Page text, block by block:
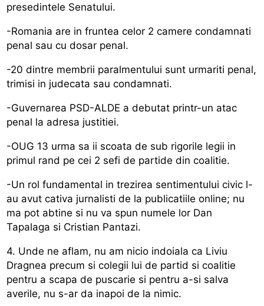
presedintele Senatului.
-Romania are in fruntea celor 2 camere condamnati
penal sau cu dosar penal.
-20 dintre membrii paralmentului sunt urmariti penal,
trimisi in judecata sau condamnati.
-Guvernarea PSD-ALDE a debutat printr-un atac
penal la adresa justitiei.
-OUG 13 urma sa ii scoata de sub rigorile legii in
primul rand pe cei 2 sefi de partide din coalitie.
-Un rol fundamental in trezirea sentimentului civic l-
au avut cativa jurnalisti de la publicatiile online; nu
ma pot abtine si nu va spun numele lor Dan
Tapalaga si Cristian Pantazi.
4. Unde ne aflam, nu am nicio indoiala ca Liviu
Dragnea precum si colegii lui de partid si coalitie
pentru a scapa de puscarie si pentru a-si salva
averile, nu s-ar da inapoi de la nimic.